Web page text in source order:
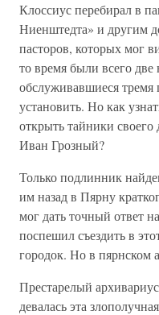
Клоссиус перебирал в
Ниенштедта» и другим
пасторов, которых мог
то время были всего
обслуживавшиеся тремя
установить. Но как
открыть тайники
Иван Грозный?
Только подлинник
им назад в Пярну
мог дать точный ответ
поспешил съездить в
городок. Но в пярнском
Престарелый
девалась эта